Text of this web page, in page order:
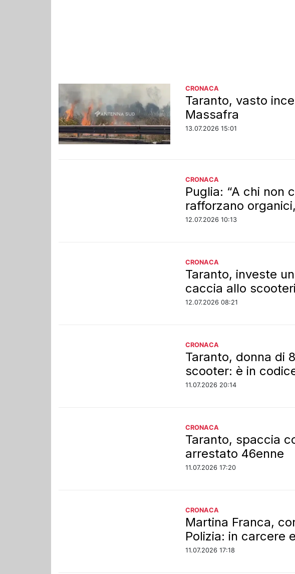
CRONACA
Taranto, vasto
Massafra
13.07.2026 15:01
CRONACA
Puglia: “A chi non
rafforzano
12.07.2026 10:13
CRONACA
Taranto, investe
caccia allo
12.07.2026 08:21
CRONACA
Taranto, donna di
scooter: è in
11.07.2026 20:14
CRONACA
Taranto, spaccia
arrestato 46enne
11.07.2026 17:20
CRONACA
Martina Franca,
Polizia: in carcere
11.07.2026 17:18